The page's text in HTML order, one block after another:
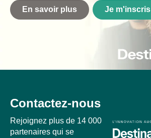
En savoir plus Je m'inscris
Contactez-nous
Rejoignez plus de 14 000
partenaires qui se